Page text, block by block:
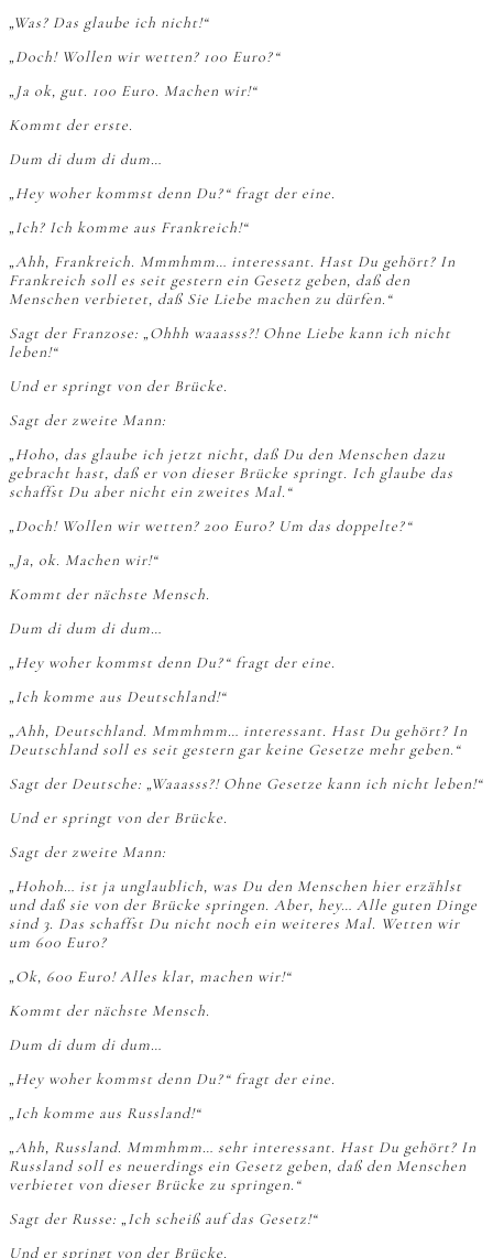
„Was? Das glaube ich nicht!“
„Doch! Wollen wir wetten? 100 Euro?“
„Ja ok, gut. 100 Euro. Machen wir!“
Kommt der erste.
Dum di dum di dum…
„Hey woher kommst denn Du?“ fragt der eine.
„Ich? Ich komme aus Frankreich!“
„Ahh, Frankreich. Mmmhmm… interessant. Hast Du gehört? In
Frankreich soll es seit gestern ein Gesetz geben, daß den
Menschen verbietet, daß Sie Liebe machen zu dürfen.“
Sagt der Franzose: „Ohhh waaasss?! Ohne Liebe kann ich nicht
leben!“
Und er springt von der Brücke.
Sagt der zweite Mann:
„Hoho, das glaube ich jetzt nicht, daß Du den Menschen dazu
gebracht hast, daß er von dieser Brücke springt. Ich glaube das
schaffst Du aber nicht ein zweites Mal.“
„Doch! Wollen wir wetten? 200 Euro? Um das doppelte?“
„Ja, ok. Machen wir!“
Kommt der nächste Mensch.
Dum di dum di dum…
„Hey woher kommst denn Du?“ fragt der eine.
„Ich komme aus Deutschland!“
„Ahh, Deutschland. Mmmhmm… interessant. Hast Du gehört? In
Deutschland soll es seit gestern gar keine Gesetze mehr geben.“
Sagt der Deutsche: „Waaasss?! Ohne Gesetze kann ich nicht leben!“
Und er springt von der Brücke.
Sagt der zweite Mann:
„Hohoh… ist ja unglaublich, was Du den Menschen hier erzählst
und daß sie von der Brücke springen. Aber, hey… Alle guten Dinge
sind 3. Das schaffst Du nicht noch ein weiteres Mal. Wetten wir
um 600 Euro?
„Ok, 600 Euro! Alles klar, machen wir!“
Kommt der nächste Mensch.
Dum di dum di dum…
„Hey woher kommst denn Du?“ fragt der eine.
„Ich komme aus Russland!“
„Ahh, Russland. Mmmhmm… sehr interessant. Hast Du gehört? In
Russland soll es neuerdings ein Gesetz geben, daß den Menschen
verbietet von dieser Brücke zu springen.“
Sagt der Russe: „Ich scheiß auf das Gesetz!“
Und er springt von der Brücke.